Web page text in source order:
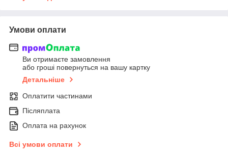
Умови оплати
Ви отримаєте замовлення
або гроші повернуться на вашу картку
Детальніше
Оплатити частинами
Післяплата
Оплата на рахунок
Всі умови оплати